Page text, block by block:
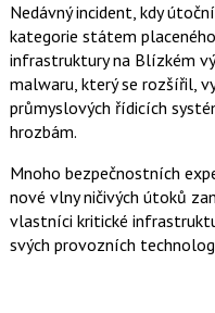
Nedávný incident, kdy
kategorie státem
infrastruktury na Blízkém
malwaru, který se rozšířil,
průmyslových řídicích
hrozbám.
Mnoho bezpečnostních
nové vlny ničivých útoků
vlastníci kritické
svých provozních